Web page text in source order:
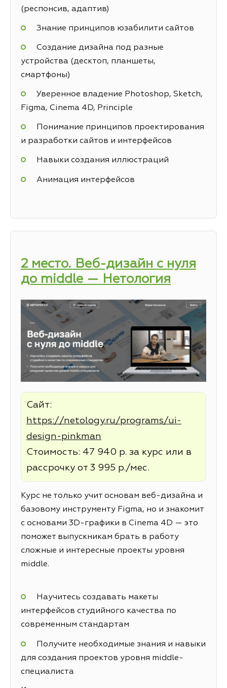
(респонсив, адаптив)
Знание принципов юзабилити сайтов
Создание дизайна под разные
устройства (десктоп, планшеты,
смартфоны)
Уверенное владение Photoshop, Sketch,
Figma, Cinema 4D, Principle
Понимание принципов проектирования
и разработки сайтов и интерфейсов
Навыки создания иллюстраций
Анимация интерфейсов
2 место. Веб-дизайн с нуля
до middle — Нетология
Сайт:
https://netology.ru/programs/ui-
design-pinkman
Стоимость: 47 940 р. за курс или в
рассрочку от 3 995 р./мес.
Курс не только учит основам веб-дизайна и
базовому инструменту Figma, но и знакомит
с основами 3D-графики в Cinema 4D — это
поможет выпускникам брать в работу
сложные и интересные проекты уровня
middle.
Научитесь создавать макеты
интерфейсов студийного качества по
современным стандартам
Получите необходимые знания и навыки
для создания проектов уровня middle-
специалиста